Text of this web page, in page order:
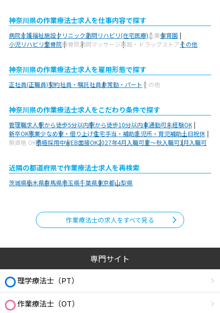
神奈川県の作業療法士求人を仕事内容で探す
病院介護福祉施設クリニック訪問リハビリ(在宅医療)企業保育園
小児リハビリ整骨院接骨院訪問マッサージ薬局・ドラッグストアその他
神奈川県の作業療法士求人を雇用形態で探す
正社員(正職員)契約社員・嘱託社員非常勤・パートその他
神奈川県の作業療法士求人をこだわり条件で探す
管理職求人駅から徒歩5分以内駅から徒歩10分以内車通勤可未経験OK
新卒OK残業少なめ寮・借り上げ住宅手当・補助託児所・育児補助土日祝休
無資格 OK積極採用中WEB面接OK2027年4月入職可夏～秋入職可1月入職可
近隣の都道府県で作業療法士求人を再検索
茨城県栃木県群馬県埼玉県千葉県東京都山梨県
作業療法士の求人をすべて見る
専門サイト
理学療法士（PT）
作業療法士（OT）